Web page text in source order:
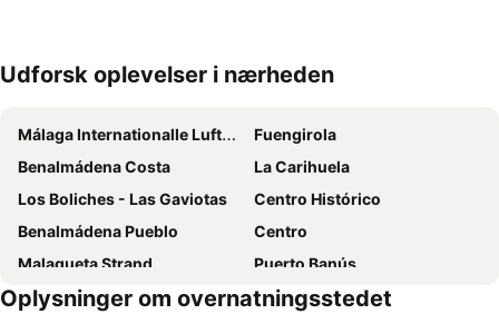
Udvid kort
Udforsk oplevelser i nærheden
Málaga Internationalle Lufthavn
Fuengirola
Benalmádena Costa
La Carihuela
Los Boliches - Las Gaviotas
Centro Histórico
Benalmádena Pueblo
Centro
Malagueta Strand
Puerto Banús
Torreblanca
Marina de Puerto Banus
Oplysninger om overnatningsstedet